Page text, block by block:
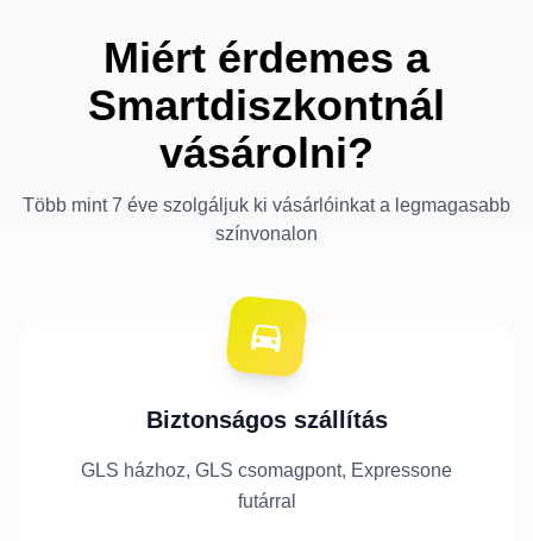
Miért érdemes a
Smartdiszkontnál
vásárolni?
Több mint 7 éve szolgáljuk ki vásárlóinkat a legmagasabb
színvonalon
Biztonságos szállítás
GLS házhoz, GLS csomagpont, Expressone
futárral